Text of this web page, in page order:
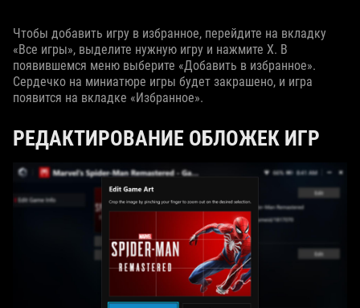
Чтобы добавить игру в избранное, перейдите на вкладку
«Все игры», выделите нужную игру и нажмите X. В
появившемся меню выберите «Добавить в избранное».
Сердечко на миниатюре игры будет закрашено, и игра
появится на вкладке «Избранное».
РЕДАКТИРОВАНИЕ ОБЛОЖЕК ИГР